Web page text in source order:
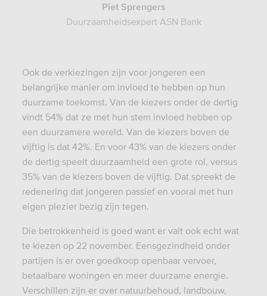
Piet Sprengers
Duurzaamheidsexpert ASN Bank
Ook de verkiezingen zijn voor jongeren een
belangrijke manier om invloed te hebben op hun
duurzame toekomst. Van de kiezers onder de dertig
vindt 54% dat ze met hun stem invloed hebben op
een duurzamere wereld. Van de kiezers boven de
vijftig is dat 42%. En voor 43% van de kiezers onder
de dertig speelt duurzaamheid een grote rol, versus
35% van de kiezers boven de vijftig. Dat spreekt de
redenering dat jongeren passief en vooral met hun
eigen plezier bezig zijn tegen.
Die betrokkenheid is goed want er valt ook echt wat
te kiezen op 22 november. Eensgezindheid onder
partijen is er over goedkoop openbaar vervoer,
betaalbare woningen en meer duurzame energie.
Verschillen zijn er over natuurbehoud, landbouw,